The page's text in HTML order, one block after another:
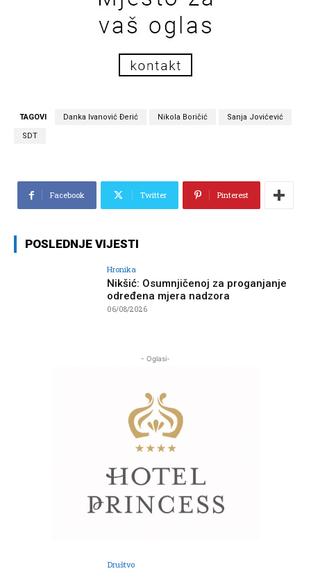
TAGOVI Danka Ivanović Đerić Nikola Boričić Sanja Jovićević
SDT
Facebook Twitter Pinterest
POSLEDNJE VIJESTI
Hronika
Nikšić: Osumnjičenoj za proganjanje
određena mjera nadzora
06/08/2026
- Oglasi-
Društvo